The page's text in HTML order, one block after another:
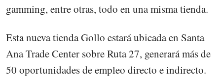
gamming, entre otras, todo en una misma tienda.
Esta nueva tienda Gollo estará ubicada en Santa
Ana Trade Center sobre Ruta 27, generará más de
50 oportunidades de empleo directo e indirecto.